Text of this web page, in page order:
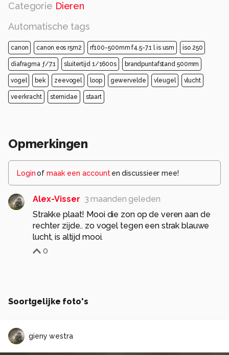
Categorie Dieren
Automatische tags
canon canon eos r5m2 rf100-500mm f4.5-7.1 l is usm iso 250
diafragma ƒ/7.1 sluitertijd 1/1600s brandpuntafstand 500mm
vogel bek zeevogel loop gewervelde vleugel vlucht
veerkracht sternidae staart
Opmerkingen
Loginof maak een account en discussieer mee!
Alex-Visser 3 maanden geleden
Strakke plaat! Mooi die zon op de veren aan de
rechter zijde.. zo vogel tegen een strak blauwe
lucht, is altijd mooi.
0
Soortgelijke foto's
gieny westra